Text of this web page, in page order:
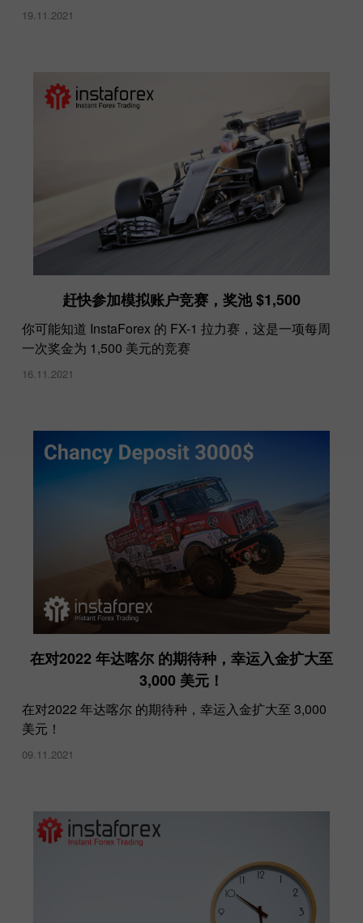
19.11.2021
赶快参加模拟账户竞赛，奖池 $1,500
你可能知道 InstaForex 的 FX-1 拉力赛，这是一项每周
一次奖金为 1,500 美元的竞赛
16.11.2021
在对2022 年达喀尔 的期待种，幸运入金扩大至
3,000 美元！
在对2022 年达喀尔 的期待种，幸运入金扩大至 3,000
美元！
09.11.2021